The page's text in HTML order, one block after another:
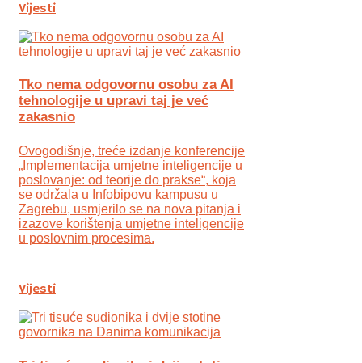
Vijesti
Tko nema odgovornu osobu za AI
tehnologije u upravi taj je već
zakasnio
Ovogodišnje, treće izdanje konferencije
„Implementacija umjetne inteligencije u
poslovanje: od teorije do prakse“, koja
se održala u Infobipovu kampusu u
Zagrebu, usmjerilo se na nova pitanja i
izazove korištenja umjetne inteligencije
u poslovnim procesima.
Vijesti